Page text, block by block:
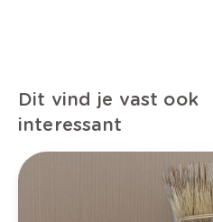
Dit vind je vast ook
interessant